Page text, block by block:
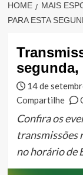
HOME MAIS
PARA ESTA
segunda,
14 de
Compartilhe
Confira os
transmissões
no horário de